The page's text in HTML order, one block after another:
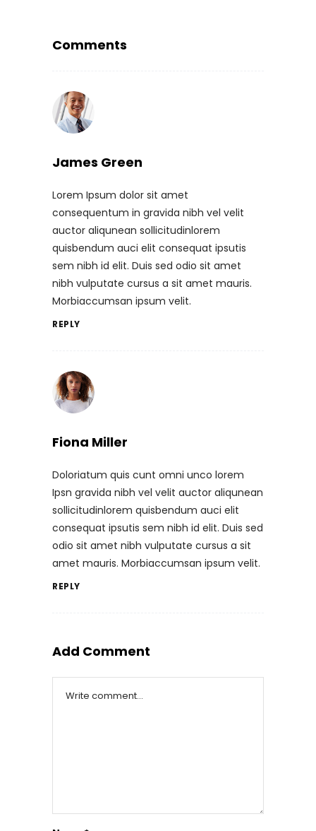
Comments
James Green
Lorem Ipsum dolor sit amet
consequentum in gravida nibh vel velit
auctor aliqunean sollicitudinlorem
quisbendum auci elit consequat ipsutis
sem nibh id elit. Duis sed odio sit amet
nibh vulputate cursus a sit amet mauris.
Morbiaccumsan ipsum velit.
REPLY
Fiona Miller
Doloriatum quis cunt omni unco lorem
Ipsn gravida nibh vel velit auctor aliqunean
sollicitudinlorem quisbendum auci elit
consequat ipsutis sem nibh id elit. Duis sed
odio sit amet nibh vulputate cursus a sit
amet mauris. Morbiaccumsan ipsum velit.
REPLY
Add Comment